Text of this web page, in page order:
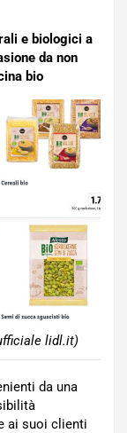
e biologici a
da non
bio
lidl.it)
da una
ai suoi clienti